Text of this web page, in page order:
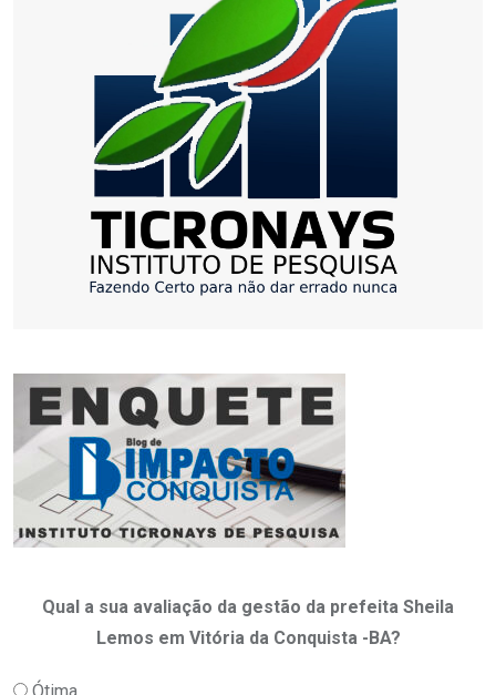
Qual a sua avaliação da gestão da prefeita Sheila
Lemos em Vitória da Conquista -BA?